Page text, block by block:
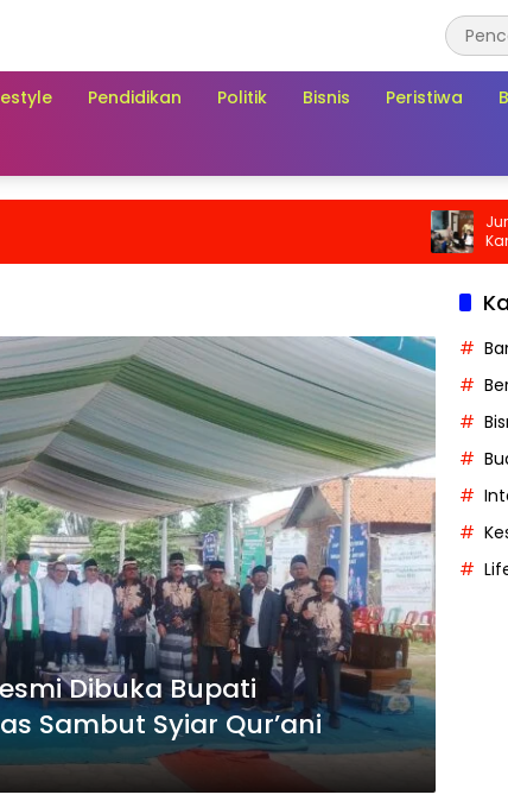
Pendidikan Politik Bisnis Peristiwa
Jurnalis
Kantor
Bukan
Dibuka Bupati
Sambut Syiar Qur’ani